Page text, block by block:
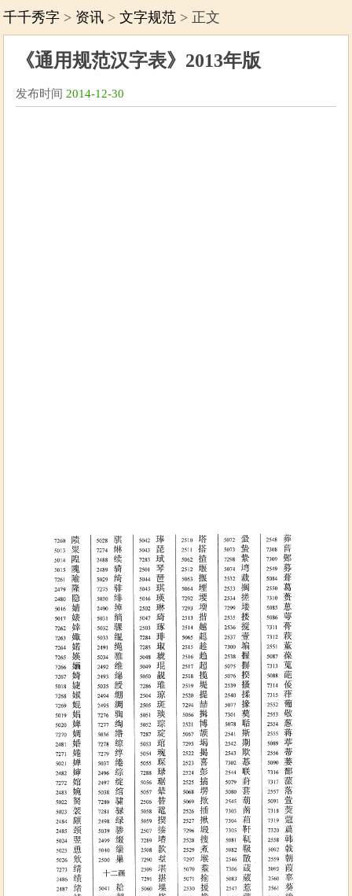
千千秀字 > 资讯 >文字规范 > 正文
《通用规范汉字表》2013年版
发布时间 2014-12-30